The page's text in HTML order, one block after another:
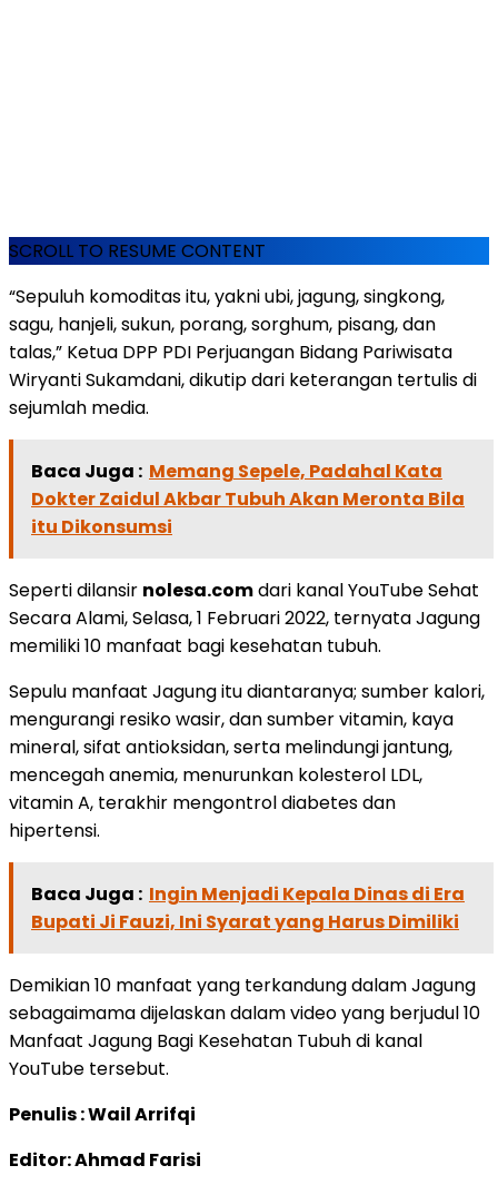
SCROLL TO RESUME CONTENT
“Sepuluh komoditas itu, yakni ubi, jagung, singkong,
sagu, hanjeli, sukun, porang, sorghum, pisang, dan
talas,” Ketua DPP PDI Perjuangan Bidang Pariwisata
Wiryanti Sukamdani, dikutip dari keterangan tertulis di
sejumlah media.
Baca Juga : Memang Sepele, Padahal Kata
Dokter Zaidul Akbar Tubuh Akan Meronta Bila
itu Dikonsumsi
Seperti dilansir nolesa.comdari kanal YouTube Sehat
Secara Alami, Selasa, 1 Februari 2022, ternyata Jagung
memiliki 10 manfaat bagi kesehatan tubuh.
Sepulu manfaat Jagung itu diantaranya; sumber kalori,
mengurangi resiko wasir, dan sumber vitamin, kaya
mineral, sifat antioksidan, serta melindungi jantung,
mencegah anemia, menurunkan kolesterol LDL,
vitamin A, terakhir mengontrol diabetes dan
hipertensi.
Baca Juga : Ingin Menjadi Kepala Dinas di Era
Bupati Ji Fauzi, Ini Syarat yang Harus Dimiliki
Demikian 10 manfaat yang terkandung dalam Jagung
sebagaimama dijelaskan dalam video yang berjudul 10
Manfaat Jagung Bagi Kesehatan Tubuh di kanal
YouTube tersebut.
Penulis : Wail Arrifqi
Editor: Ahmad Farisi